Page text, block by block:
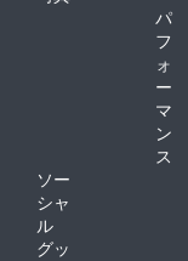
パ
フ
ォ
ー
マ
ン
ス
ソー
シャ
ル
グッ